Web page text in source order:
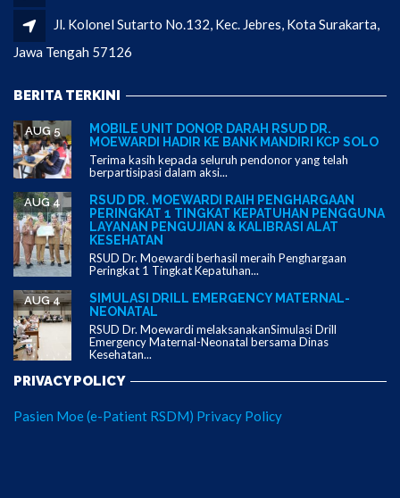
Jl. Kolonel Sutarto No.132, Kec. Jebres, Kota Surakarta,
Jawa Tengah 57126
BERITA TERKINI
MOBILE UNIT DONOR DARAH RSUD DR.
MOEWARDI HADIR KE BANK MANDIRI KCP SOLO
AUG 5
Terima kasih kepada seluruh pendonor yang telah
berpartisipasi dalam aksi...
RSUD DR. MOEWARDI RAIH PENGHARGAAN
PERINGKAT 1 TINGKAT KEPATUHAN PENGGUNA
LAYANAN PENGUJIAN & KALIBRASI ALAT
KESEHATAN
AUG 4
RSUD Dr. Moewardi berhasil meraih Penghargaan
Peringkat 1 Tingkat Kepatuhan...
SIMULASI DRILL EMERGENCY MATERNAL-
NEONATAL
AUG 4
RSUD Dr. Moewardi melaksanakanSimulasi Drill
Emergency Maternal-Neonatal bersama Dinas
Kesehatan...
PRIVACY POLICY
Pasien Moe (e-Patient RSDM) Privacy Policy